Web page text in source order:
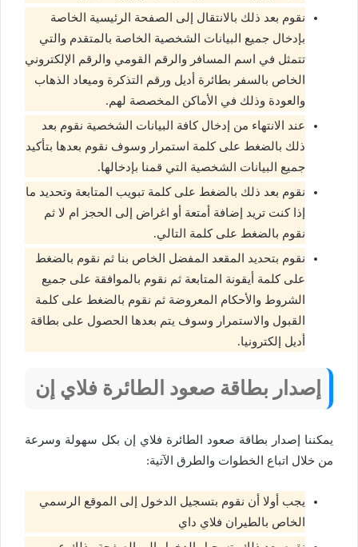
نقوم بعد ذلك بالانتقال إلى الصفحة الرئيسية الخاصة
بإدخال جميع البيانات الشخصية الخاصة بالمتقدم والتي
تتمثل في اسم المسافر والرقم القومي والرقم الإلكتروني
الخاص بالسفر بطائرة أديل ورقم التذكرة وميعاد الذهاب
والعودة وذلك في الأماكن المخصصة لهم.
عند الانتهاء من إدخال كافة البيانات الشخصية نقوم بعد
ذلك بالضغط على كلمة استمرار وسوف نقوم بعدها بتأكيد
جميع البيانات الشخصية التي قمنا بإدخالها.
نقوم بعد ذلك بالضغط على كلمة تبويب المتابعة وتحديد ما
إذا كنت تريد إضافة أمتعة أو اغراض إلى الحجز ام لا ثم
نقوم بالضغط على كلمة التالي.
نقوم بتحديد المقعد المفضل الخاص بنا ثم نقوم بالضغط
على كلمة أيقونة المتابعة ثم نقوم بالموافقة على جميع
الشروط والأحكام المعروضة ثم نقوم بالضغط على كلمة
القبول والاستمرار وسوف يتم بعدها الحصول على بطاقة
أديل إلكترونيا.
إصدار بطاقة صعود الطائرة فلاي إن
يمكننا إصدار بطاقة صعود الطائرة فلاي إن بكل سهولة وسرعة
من خلال اتباع الخطوات والطرق الآتية:
يجب أولا أن نقوم بتسجيل الدخول إلى الموقع الرسمي
الخاص بالطيران فلاي داي